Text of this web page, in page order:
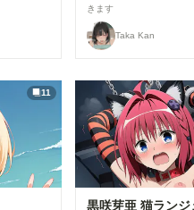
きます
Taka Kan
11
黒咲芽亜 猫ラン